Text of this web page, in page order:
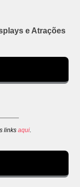
e Atrações
links aqui.